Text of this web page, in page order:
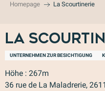
Homepage La Scourtinerie
La
UNTERNEHMEN ZUR BESICHTIGUNG
Höhe : 267m
36 rue de La Maladrerie,